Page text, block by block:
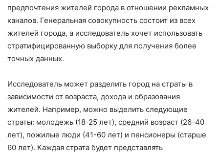
предпочтения жителей города в отношении рекламных
каналов. Генеральная совокупность состоит из всех
жителей города, а исследователь хочет использовать
стратифицированную выборку для получения более
точных данных.
Исследователь может разделить город на страты в
зависимости от возраста, дохода и образования
жителей. Например, можно выделить следующие
страты: молодежь (18-25 лет), средний возраст (26-40
лет), пожилые люди (41-60 лет) и пенсионеры (старше
60 лет). Каждая страта будет представлять